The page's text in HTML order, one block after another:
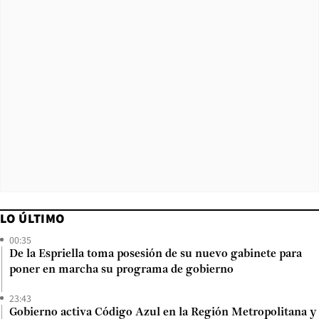
LO ÚLTIMO
00:35
De la Espriella toma posesión de su nuevo gabinete para
poner en marcha su programa de gobierno
23:43
Gobierno activa Código Azul en la Región Metropolitana y